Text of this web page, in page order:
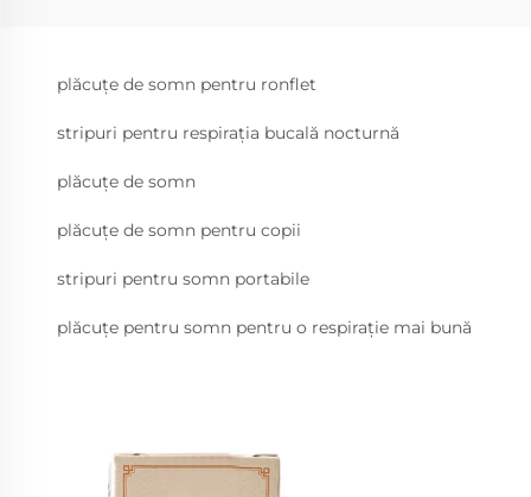
plăcuțe de somn pentru ronflet
stripuri pentru respirația bucală nocturnă
plăcuțe de somn
plăcuțe de somn pentru copii
stripuri pentru somn portabile
plăcuțe pentru somn pentru o respirație mai bună